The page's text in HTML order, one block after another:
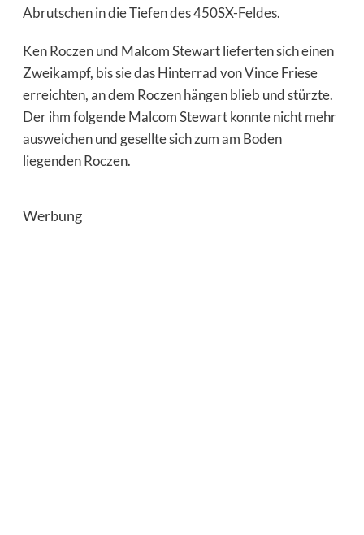
Abrutschen in die Tiefen des 450SX-Feldes.
Ken Roczen und Malcom Stewart lieferten sich einen
Zweikampf, bis sie das Hinterrad von Vince Friese
erreichten, an dem Roczen hängen blieb und stürzte.
Der ihm folgende Malcom Stewart konnte nicht mehr
ausweichen und gesellte sich zum am Boden
liegenden Roczen.
Werbung